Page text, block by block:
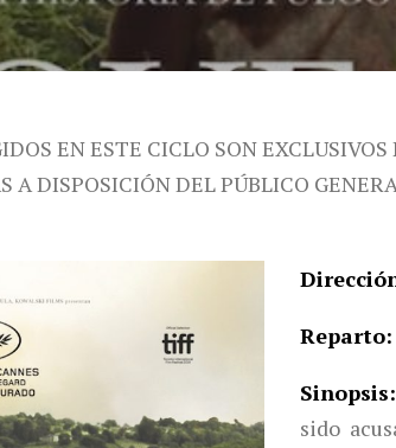
EN ESTE CICLO SON
A DISPOSICIÓN DEL PÚBLICO
Reparto
Sinopsis
sido